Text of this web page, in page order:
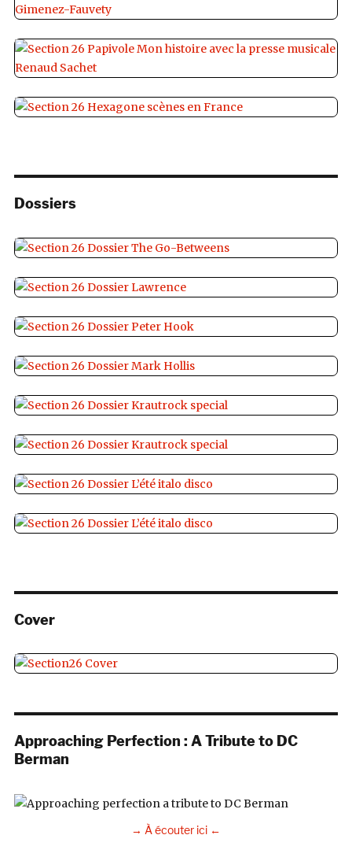
Dossiers
Cover
Approaching Perfection : A Tribute to DC
Berman
→ À écouter ici ←